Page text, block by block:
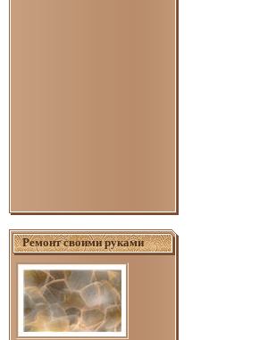
Ремонт своими руками